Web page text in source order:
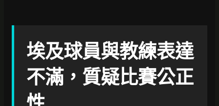
埃及球員與教練表達
不滿，質疑比賽公正